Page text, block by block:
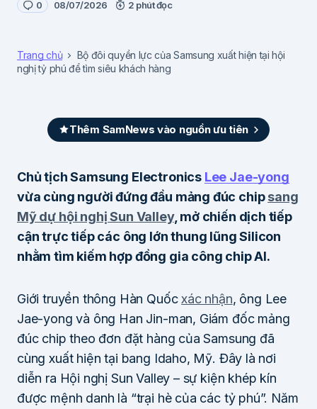
0 08/07/2026 2 phút đọc
Trang chủ
Bộ đôi quyền lực của Samsung xuất hiện tại hội
nghị tỷ phú để tìm siêu khách hàng
Thêm SamNews vào nguồn ưu tiên
Chủ tịch Samsung Electronics Lee Jae-yong
vừa cùng người đứng đầu mảng đúc chipsang
Mỹ dự hội nghị Sun Valley, mở chiến dịch tiếp
cận trực tiếp các ông lớn thung lũng Silicon
nhằm tìm kiếm hợp đồng gia công chip AI.
Giới truyền thông Hàn Quốcxác nhận, ông Lee
Jae-yong và ông Han Jin-man, Giám đốc mảng
đúc chip theo đơn đặt hàng của Samsung đã
cùng xuất hiện tại bang Idaho, Mỹ. Đây là nơi
diễn ra Hội nghị Sun Valley – sự kiện khép kín
được mệnh danh là “trại hè của các tỷ phú”. Năm